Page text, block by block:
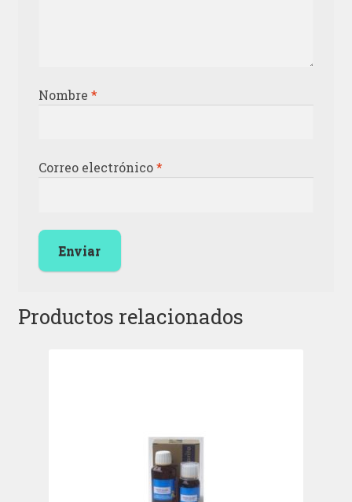
Nombre *
Correo electrónico*
Productos relacionados